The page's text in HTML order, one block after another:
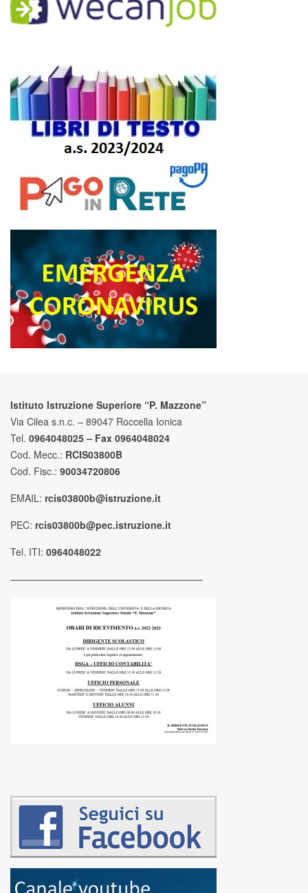
Istituto Istruzione Superiore “P. Mazzone”
Via Cilea s.n.c. – 89047 Roccella Ionica
Tel. 0964048025 – Fax 0964048024
Cod. Mecc.: RCIS03800B
Cod. Fisc.: 90034720806
EMAIL: rcis03800b@istruzione.it
PEC: rcis03800b@pec.istruzione.it
Tel. ITI: 0964048022
————————————————————